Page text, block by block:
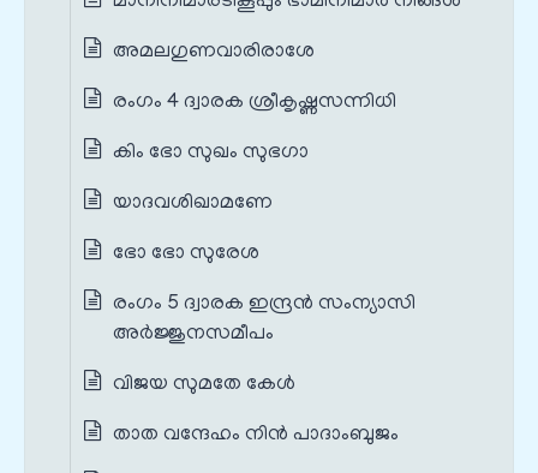
അമലഗുണവാരിരാശേ
രംഗം 4 ദ്വാരക ശ്രീകൃഷ്ണസന്നിധി
കിം ഭോ സുഖം സുഭഗാ
യാദവശിഖാമണേ
ഭോ ഭോ സുരേശ
രംഗം 5 ദ്വാരക ഇന്ദ്രൻ സംന്യാസി
അർജ്ജുനസമീപം
വിജയ സുമതേ കേൾ
താത വന്ദേഹം നിൻ പാദാംബുജം